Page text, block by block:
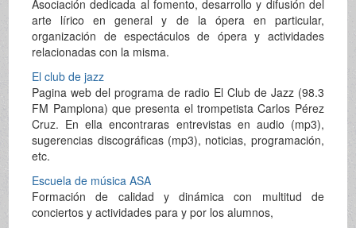
Asociación dedicada al fomento, desarrollo y difusión del
arte lírico en general y de la ópera en particular,
organización de espectáculos de ópera y actividades
relacionadas con la misma.
El club de jazz
Pagina web del programa de radio El Club de Jazz (98.3
FM Pamplona) que presenta el trompetista Carlos Pérez
Cruz. En ella encontraras entrevistas en audio (mp3),
sugerencias discográficas (mp3), noticias, programación,
etc.
Escuela de música ASA
Formación de calidad y dinámica con multitud de
conciertos y actividades para y por los alumnos,